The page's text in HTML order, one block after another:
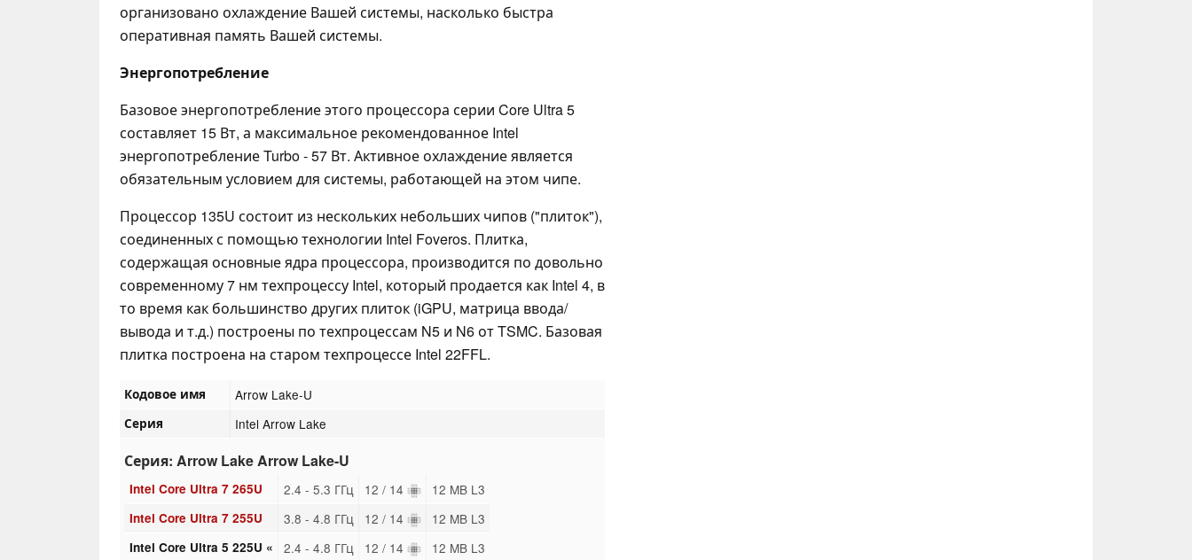
организовано охлаждение Вашей системы, насколько быстра
оперативная память Вашей системы.
Энергопотребление
Базовое энергопотребление этого процессора серии Core Ultra 5
составляет 15 Вт, а максимальное рекомендованное Intel
энергопотребление Turbo - 57 Вт. Активное охлаждение является
обязательным условием для системы, работающей на этом чипе.
Процессор 135U состоит из нескольких небольших чипов ("плиток"),
соединенных с помощью технологии Intel Foveros. Плитка,
содержащая основные ядра процессора, производится по довольно
современному 7 нм техпроцессу Intel, который продается как Intel 4, в
то время как большинство других плиток (iGPU, матрица ввода/
вывода и т.д.) построены по техпроцессам N5 и N6 от TSMC. Базовая
плитка построена на старом техпроцессе Intel 22FFL.
Кодовое имя Arrow Lake-U
Серия Intel Arrow Lake
Серия: Arrow Lake Arrow Lake-U
Intel Core Ultra 7 265U 2.4 - 5.3 ГГц 12 / 14 12 MB L3
Intel Core Ultra 7 255U 3.8 - 4.8 ГГц 12 / 14 12 MB L3
Intel Core Ultra 5 225U « 2.4 - 4.8 ГГц 12 / 14 12 MB L3